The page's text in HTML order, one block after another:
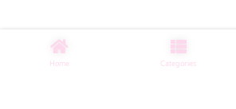
Home Categories